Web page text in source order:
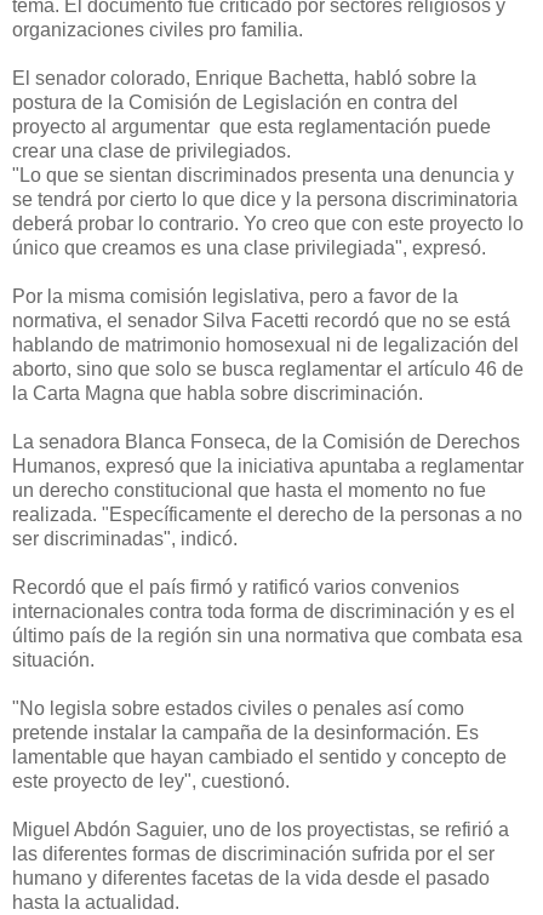
tema. El documento fue criticado por sectores religiosos y
organizaciones civiles pro familia.
El senador colorado, Enrique Bachetta, habló sobre la
postura de la Comisión de Legislación en contra del
proyecto al argumentar que esta reglamentación puede
crear una clase de privilegiados.
"Lo que se sientan discriminados presenta una denuncia y
se tendrá por cierto lo que dice y la persona discriminatoria
deberá probar lo contrario. Yo creo que con este proyecto lo
único que creamos es una clase privilegiada", expresó.
Por la misma comisión legislativa, pero a favor de la
normativa, el senador Silva Facetti recordó que no se está
hablando de matrimonio homosexual ni de legalización del
aborto, sino que solo se busca reglamentar el artículo 46 de
la Carta Magna que habla sobre discriminación.
La senadora Blanca Fonseca, de la Comisión de Derechos
Humanos, expresó que la iniciativa apuntaba a reglamentar
un derecho constitucional que hasta el momento no fue
realizada. "Específicamente el derecho de la personas a no
ser discriminadas", indicó.
Recordó que el país firmó y ratificó varios convenios
internacionales contra toda forma de discriminación y es el
último país de la región sin una normativa que combata esa
situación.
"No legisla sobre estados civiles o penales así como
pretende instalar la campaña de la desinformación. Es
lamentable que hayan cambiado el sentido y concepto de
este proyecto de ley", cuestionó.
Miguel Abdón Saguier, uno de los proyectistas, se refirió a
las diferentes formas de discriminación sufrida por el ser
humano y diferentes facetas de la vida desde el pasado
hasta la actualidad.